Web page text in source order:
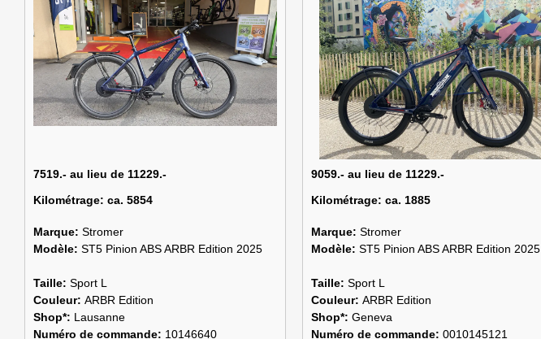
7519.- au lieu de 11229.-
Kilométrage: ca. 5854
Marque: Stromer
Modèle: ST5 Pinion ABS ARBR Edition 2025
Taille: Sport L
Couleur: ARBR Edition
Shop*: Lausanne
Numéro de commande: 10146640
9059.- au lieu de 11229.-
Kilométrage: ca. 1885
Marque: Stromer
Modèle: ST5 Pinion ABS ARBR Edition 2025
Taille: Sport L
Couleur: ARBR Edition
Shop*: Geneva
Numéro de commande: 0010145121